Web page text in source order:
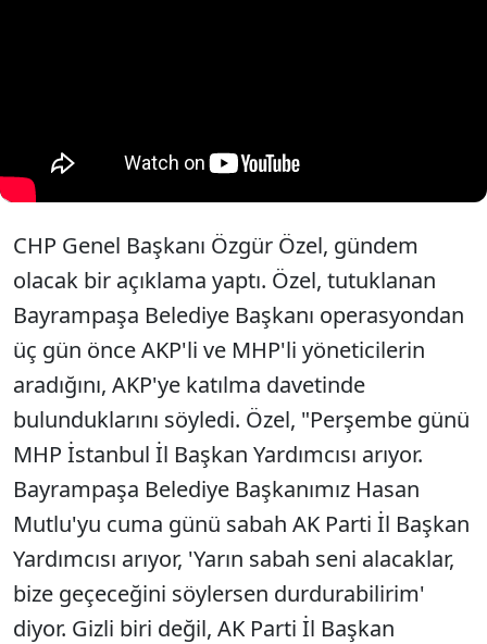
CHP Genel Başkanı Özgür Özel, gündem
olacak bir açıklama yaptı. Özel, tutuklanan
Bayrampaşa Belediye Başkanı operasyondan
üç gün önce AKP'li ve MHP'li yöneticilerin
aradığını, AKP'ye katılma davetinde
bulunduklarını söyledi. Özel, "Perşembe günü
MHP İstanbul İl Başkan Yardımcısı arıyor.
Bayrampaşa Belediye Başkanımız Hasan
Mutlu'yu cuma günü sabah AK Parti İl Başkan
Yardımcısı arıyor, 'Yarın sabah seni alacaklar,
bize geçeceğini söylersen durdurabilirim'
diyor. Gizli biri değil, AK Parti İl Başkan